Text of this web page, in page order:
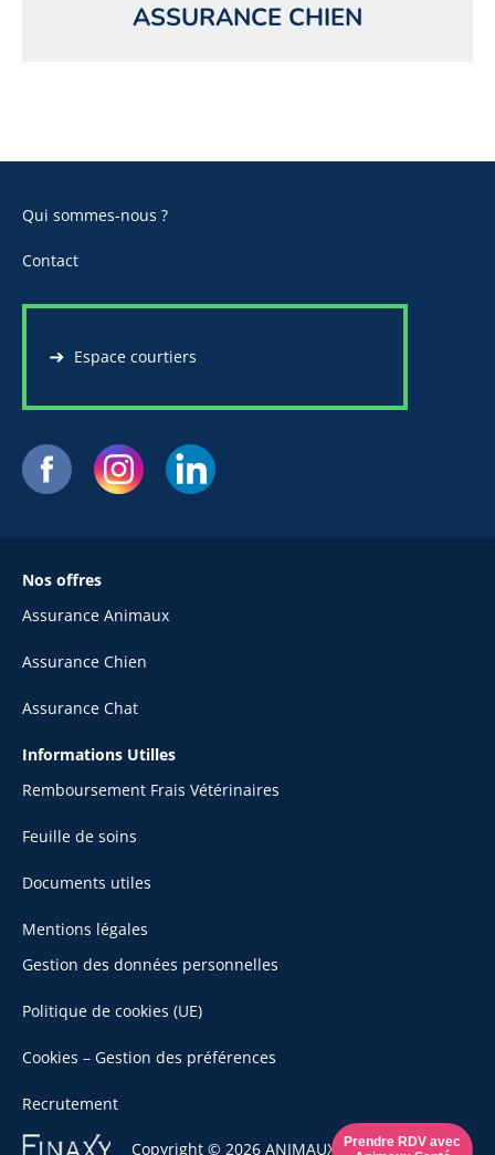
Prendre RDV avec
ASSURANCE CHIEN
Qui sommes-nous ?
Contact
Espace courtiers
Nos offres
Assurance Animaux
Assurance Chien
Assurance Chat
Informations Utilles
Remboursement Frais Vétérinaires
Feuille de soins
Documents utiles
Mentions légales
Gestion des données personnelles
Politique de cookies (UE)
Cookies – Gestion des préférences
Recrutement
Se
Copyright © 2026 ANIMAUX SANTÉ